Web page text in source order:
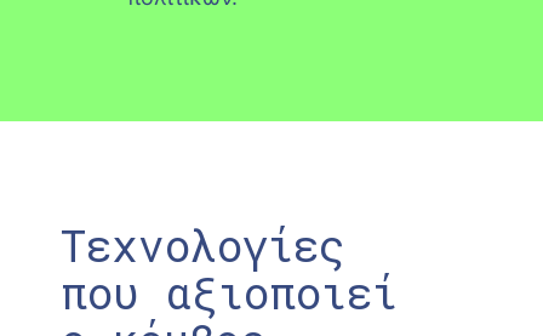
Τεχνολογίες
που αξιοποιεί